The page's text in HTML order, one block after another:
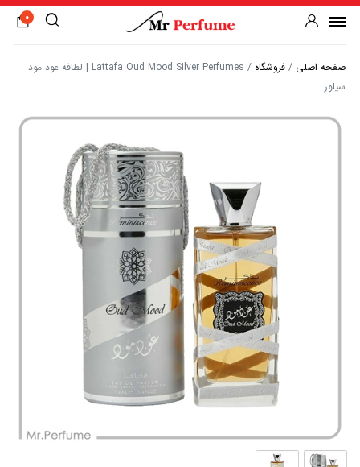
0
صفحه اصلی / فروشگاه /
Lattafa Oud Mood Silver Perfumes | لطافه عود مود
سیلور